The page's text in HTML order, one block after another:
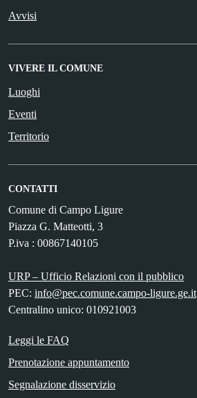
Avvisi
VIVERE IL COMUNE
Luoghi
Eventi
Territorio
CONTATTI
Comune di Campo Ligure
Piazza G. Matteotti, 3
P.iva : 00867140105
URP – Ufficio Relazioni con il pubblico
PEC: info@pec.comune.campo-ligure.ge.it
Centralino unico: 010921003
Leggi le FAQ
Prenotazione appuntamento
Segnalazione disservizio